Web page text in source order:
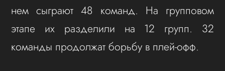
нем сыграют 48 команд. На групповом
этапе их разделили на 12 групп. 32
команды продолжат борьбу в плей-офф.